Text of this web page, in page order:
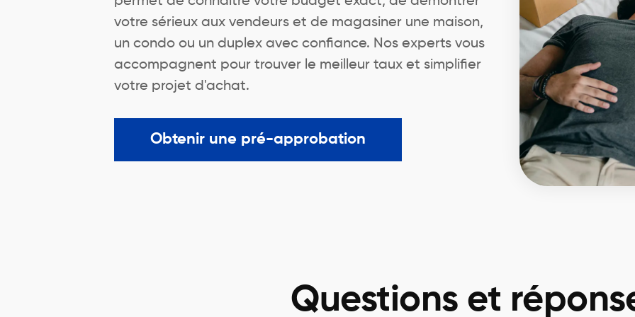
votre sérieux aux vendeurs et de magasiner une maison,
un condo ou un duplex avec confiance. Nos experts vous
accompagnent pour trouver le meilleur taux et simplifier
votre projet d'achat.
Obtenir une pré-approbation
Questions et